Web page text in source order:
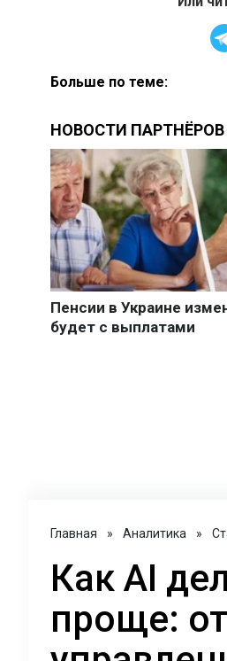
Больше по теме:
Главная » Аналитика »
Как AI
проще: